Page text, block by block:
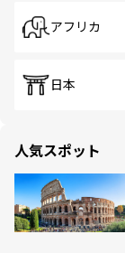
アフリカ
日本
人気スポット